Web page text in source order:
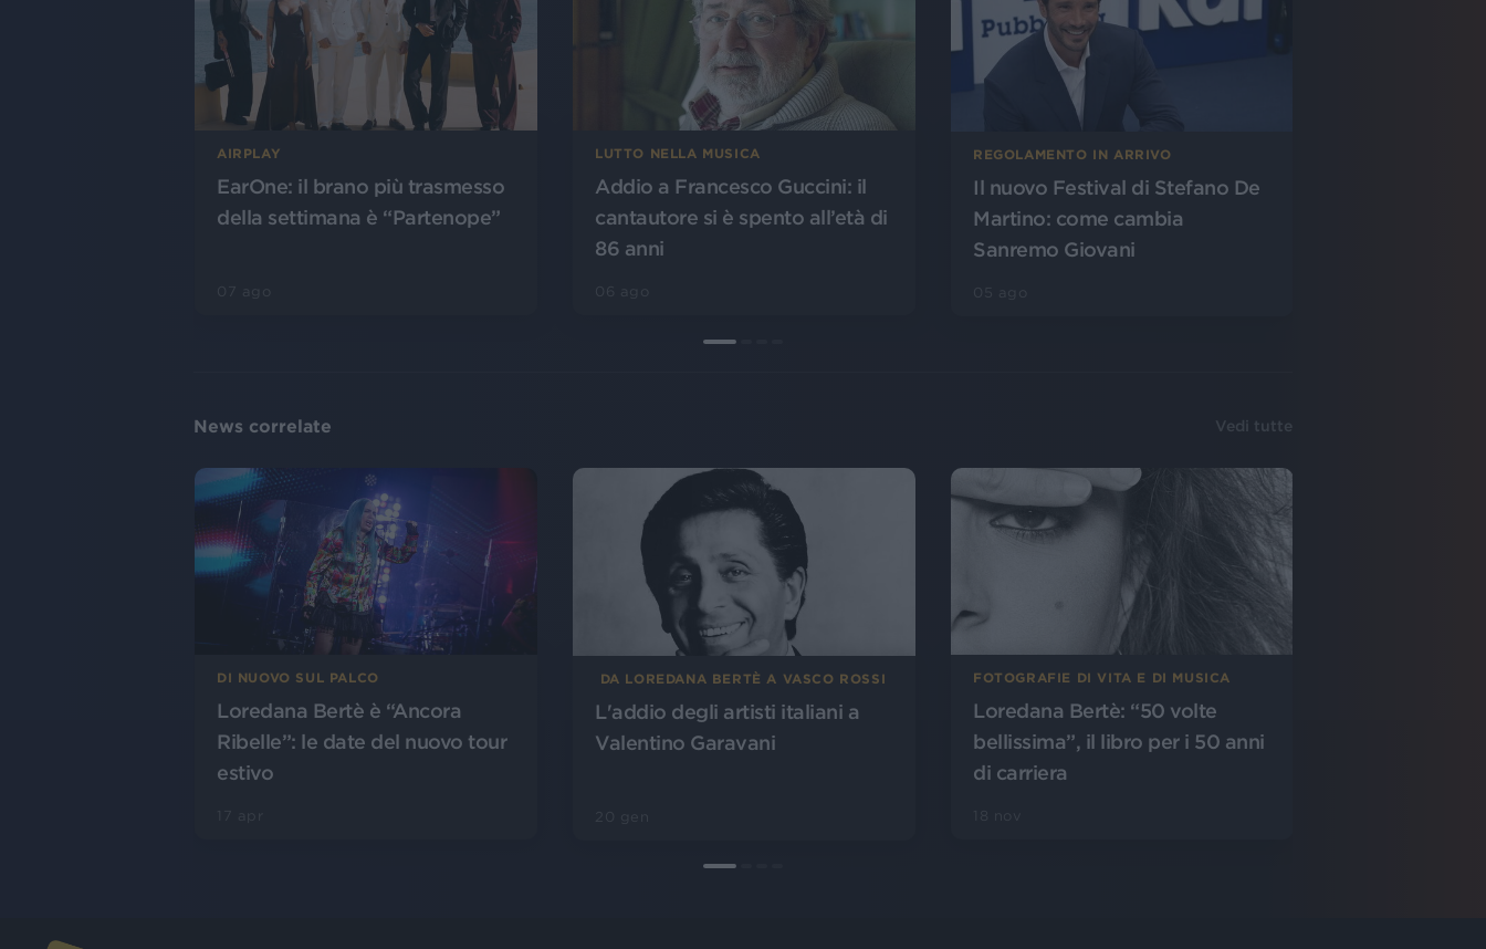
AIRPLAY
EarOne: il brano più trasmesso
della settimana è “Partenope”
LUTTO NELLA MUSICA
Addio a Francesco Guccini: il
cantautore si è spento all’età di
86 anni
REGOLAMENTO IN ARRIVO
Il nuovo Festival di Stefano De
Martino: come cambia
Sanremo Giovani
News correlate Vedi tutte
DI NUOVO SUL PALCO
Loredana Bertè è “Ancora
Ribelle”: le date del nuovo tour
estivo
DA LOREDANA BERTÈ A VASCO ROSSI
L'addio degli artisti italiani a
Valentino Garavani
FOTOGRAFIE DI VITA E DI MUSICA
Loredana Bertè: “50 volte
bellissima”, il libro per i 50 anni
di carriera